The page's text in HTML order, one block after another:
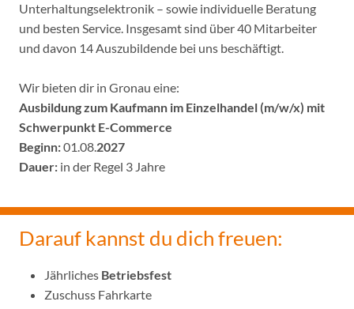
Unterhaltungselektronik – sowie individuelle Beratung
und besten Service. Insgesamt sind über 40 Mitarbeiter
und davon 14 Auszubildende bei uns beschäftigt.
Wir bieten dir in Gronau eine:
Ausbildung zum Kaufmann im Einzelhandel (m/w/x) mit
Schwerpunkt E-Commerce
Beginn:01.08.2027
Dauer: in der Regel 3 Jahre
Darauf kannst du dich freuen:
Jährliches Betriebsfest
Zuschuss Fahrkarte